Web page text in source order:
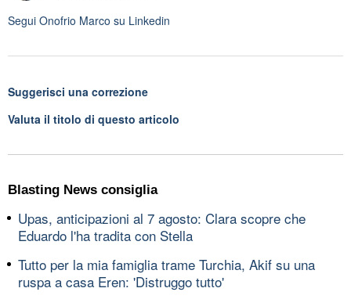
Segui Onofrio Marco su Linkedin
Suggerisci una correzione
Valuta il titolo di questo articolo
Blasting News consiglia
Upas, anticipazioni al 7 agosto: Clara scopre che
Eduardo l'ha tradita con Stella
Tutto per la mia famiglia trame Turchia, Akif su una
ruspa a casa Eren: 'Distruggo tutto'